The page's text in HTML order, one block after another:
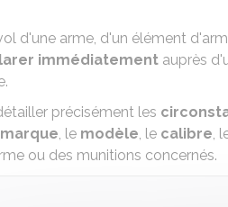
d'une arme, d'un élément
immédiatement auprès
précisément les
marque, le modèle, le calibre,
ou des munitions concernés.